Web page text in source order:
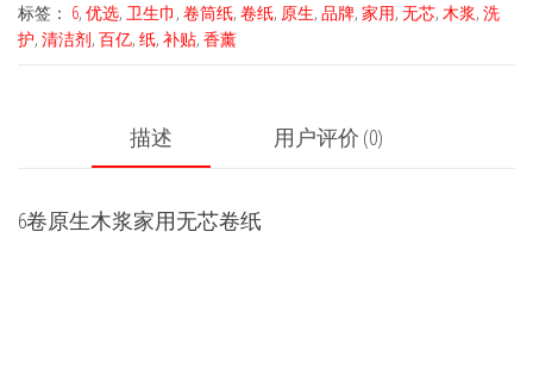
标签： 6, 优选, 卫生巾 , 卷筒纸, 卷纸, 原生, 品牌, 家用, 无芯, 木浆, 洗
护, 清洁剂, 百亿, 纸, 补贴, 香薰
描述 用户评价 (0)
6卷原生木浆家用无芯卷纸